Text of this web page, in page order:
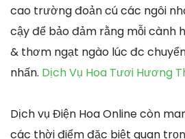
cao trường đoản cú các ngôi
cậy để bảo đảm rằng mỗi cành
& thơm ngạt ngào lúc đc
nhấn. Dịch Vụ Hoa Tươi Hương
Dịch vụ Điện Hoa Online còn
các thời điểm đặc biệt quan